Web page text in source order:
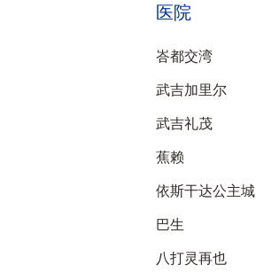
医院
峇都交湾
武吉加里尔
武吉礼茂
蕉赖
依斯干达公主城
巴生
八打灵再也